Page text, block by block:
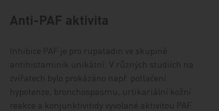
Anti-PAF aktivita
Inhibice PAF je pro rupatadin ve skupině
antihistaminik unikátní. V různých studiích na
zvířatech bylo prokázáno např. potlačení
hypotenze, bronchospasmu, urtikariální kožní
reakce a konjunktivitidy vyvolané aktivitou PAF.